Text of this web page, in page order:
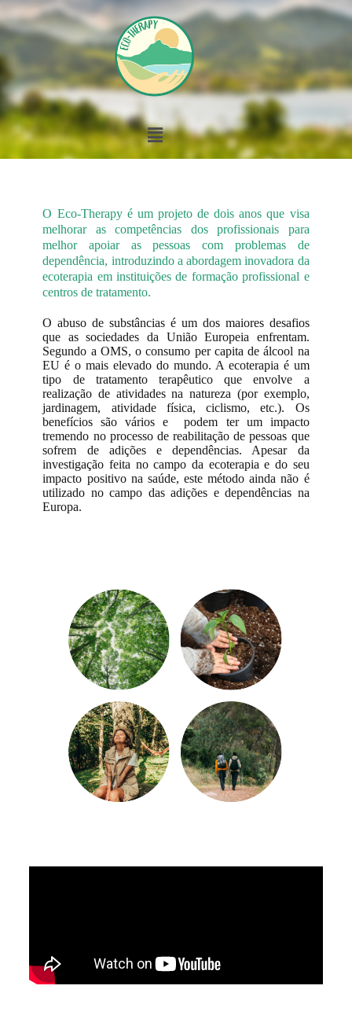
O Eco-Therapy é um projeto de dois anos que visa
melhorar as competências dos profissionais para
melhor apoiar as pessoas com problemas de
dependência, introduzindo a abordagem inovadora da
ecoterapia em instituições de formação profissional e
centros de tratamento.
O abuso de substâncias é um dos maiores desafios
que as sociedades da União Europeia enfrentam.
Segundo a OMS, o consumo per capita de álcool na
EU é o mais elevado do mundo. A ecoterapia é um
tipo de tratamento terapêutico que envolve a
realização de atividades na natureza (por exemplo,
jardinagem, atividade física, ciclismo, etc.). Os
benefícios são vários e podem ter um impacto
tremendo no processo de reabilitação de pessoas que
sofrem de adições e dependências. Apesar da
investigação feita no campo da ecoterapia e do seu
impacto positivo na saúde, este método ainda não é
utilizado no campo das adições e dependências na
Europa.